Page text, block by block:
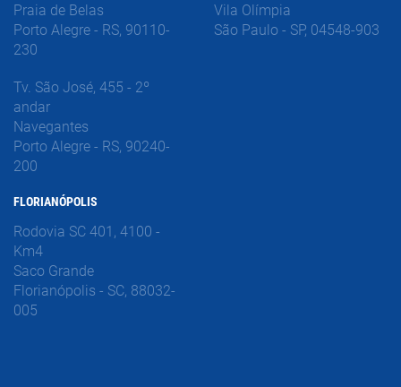
Praia de Belas
Porto Alegre - RS, 90110-
230
Tv. São José, 455 - 2º
andar
Navegantes
Porto Alegre - RS, 90240-
200
FLORIANÓPOLIS
Rodovia SC 401, 4100 -
Km4
Saco Grande
Florianópolis - SC, 88032-
005
Vila Olímpia
São Paulo - SP, 04548-903